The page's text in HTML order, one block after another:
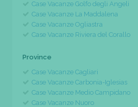
Case Vacanze Golfo degli Angeli
Case Vacanze La Maddalena
Case Vacanze Ogliastra
Case Vacanze Riviera del Corallo
Province
Case Vacanze Cagliari
Case Vacanze Carbonia-Iglesias
Case Vacanze Medio Campidano
Case Vacanze Nuoro